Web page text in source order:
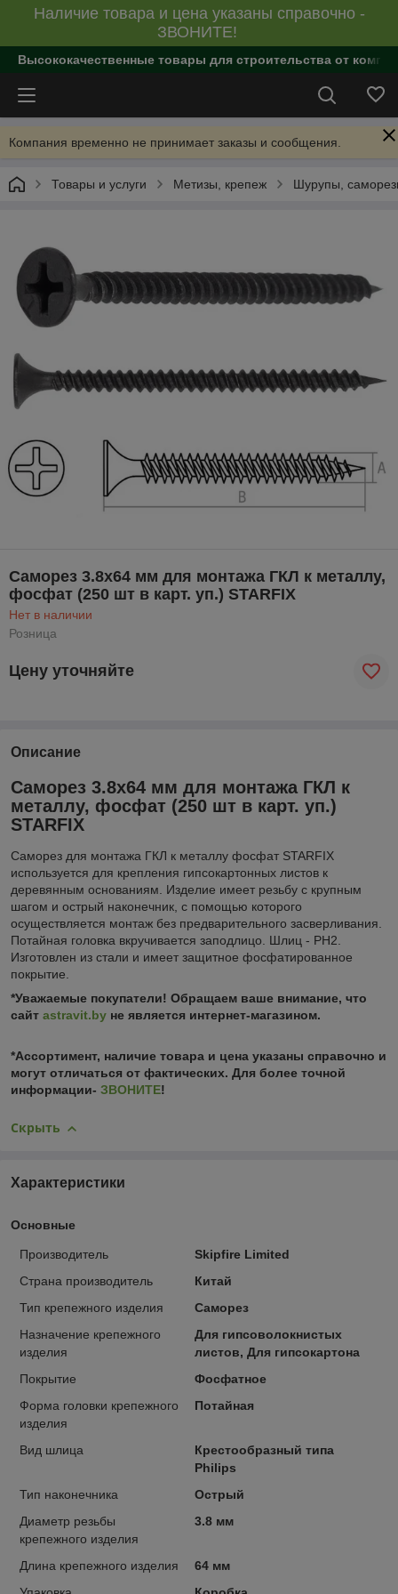
Наличие товара и цена указаны справочно -
ЗВОНИТЕ!
Высококачественные товары для строительства от
Компания временно не принимает заказы и сообщения.
Товары и услуги Метизы, крепеж Шурупы,
Саморез 3.8х64 мм для монтажа ГКЛ к металлу,
фосфат (250 шт в карт. уп.) STARFIX
Нет в наличии
Розница
Цену уточняйте
Описание
Саморез 3.8х64 мм для монтажа ГКЛ к
металлу, фосфат (250 шт в карт. уп.)
STARFIX
Саморез для монтажа ГКЛ к металлу фосфат STARFIX
используется для крепления гипсокартонных листов к
деревянным основаниям. Изделие имеет резьбу с крупным
шагом и острый наконечник, с помощью которого
осуществляется монтаж без предварительного засверливания.
Потайная головка вкручивается заподлицо. Шлиц - PH2.
Изготовлен из стали и имеет защитное фосфатированное
покрытие.
*Уважаемые покупатели! Обращаем ваше внимание, что
сайт astravit.by не является интернет-магазином.
*Ассортимент, наличие товара и цена указаны справочно и
могут отличаться от фактических. Для более точной
информации- ЗВОНИТЕ!
Скрыть
Характеристики
Основные
Производитель
Skipfire Limited
Страна производитель
Китай
Тип крепежного изделия
Саморез
Назначение крепежного
изделия
Для гипсоволокнистых
листов, Для гипсокартона
Покрытие
Фосфатное
Форма головки крепежного
изделия
Потайная
Вид шлица
Крестообразный типа
Philips
Тип наконечника
Острый
Диаметр резьбы
крепежного изделия
3.8 мм
Длина крепежного изделия
64 мм